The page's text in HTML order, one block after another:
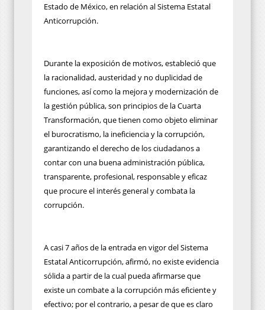
Estado de México, en relación al Sistema Estatal
Anticorrupción.
Durante la exposición de motivos, estableció que
la racionalidad, austeridad y no duplicidad de
funciones, así como la mejora y modernización de
la gestión pública, son principios de la Cuarta
Transformación, que tienen como objeto eliminar
el burocratismo, la ineficiencia y la corrupción,
garantizando el derecho de los ciudadanos a
contar con una buena administración pública,
transparente, profesional, responsable y eficaz
que procure el interés general y combata la
corrupción.
A casi 7 años de la entrada en vigor del Sistema
Estatal Anticorrupción, afirmó, no existe evidencia
sólida a partir de la cual pueda afirmarse que
existe un combate a la corrupción más eficiente y
efectivo; por el contrario, a pesar de que es claro